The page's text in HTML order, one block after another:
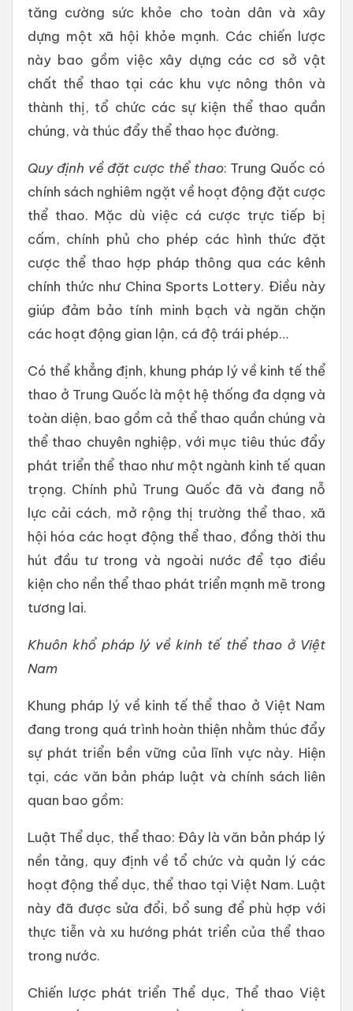
tăng cường sức khỏe cho toàn dân và xây
dựng một xã hội khỏe mạnh. Các chiến lược
này bao gồm việc xây dựng các cơ sở vật
chất thể thao tại các khu vực nông thôn và
thành thị, tổ chức các sự kiện thể thao quần
chúng, và thúc đẩy thể thao học đường.
Quy định về đặt cược thể thao: Trung Quốc có
chính sách nghiêm ngặt về hoạt động đặt cược
thể thao. Mặc dù việc cá cược trực tiếp bị
cấm, chính phủ cho phép các hình thức đặt
cược thể thao hợp pháp thông qua các kênh
chính thức như China Sports Lottery. Điều này
giúp đảm bảo tính minh bạch và ngăn chặn
các hoạt động gian lận, cá độ trái phép…
Có thể khẳng định, khung pháp lý về kinh tế thể
thao ở Trung Quốc là một hệ thống đa dạng và
toàn diện, bao gồm cả thể thao quần chúng và
thể thao chuyên nghiệp, với mục tiêu thúc đẩy
phát triển thể thao như một ngành kinh tế quan
trọng. Chính phủ Trung Quốc đã và đang nỗ
lực cải cách, mở rộng thị trường thể thao, xã
hội hóa các hoạt động thể thao, đồng thời thu
hút đầu tư trong và ngoài nước để tạo điều
kiện cho nền thể thao phát triển mạnh mẽ trong
tương lai.
Khuôn khổ pháp lý về kinh tế thể thao ở Việt
Nam
Khung pháp lý về kinh tế thể thao ở Việt Nam
đang trong quá trình hoàn thiện nhằm thúc đẩy
sự phát triển bền vững của lĩnh vực này. Hiện
tại, các văn bản pháp luật và chính sách liên
quan bao gồm:
Luật Thể dục, thể thao: Đây là văn bản pháp lý
nền tảng, quy định về tổ chức và quản lý các
hoạt động thể dục, thể thao tại Việt Nam. Luật
này đã được sửa đổi, bổ sung để phù hợp với
thực tiễn và xu hướng phát triển của thể thao
trong nước.
Chiến lược phát triển Thể dục, Thể thao Việt